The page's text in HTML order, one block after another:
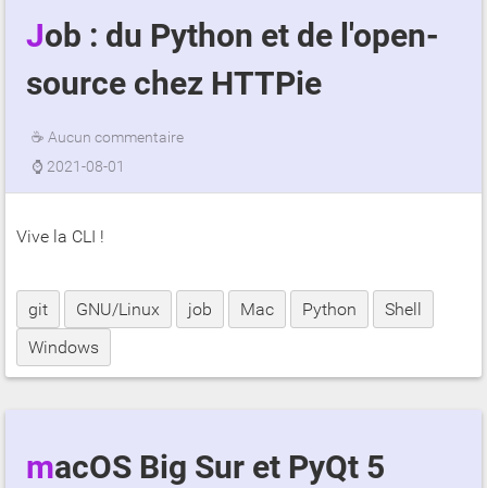
Job : du Python et de l'open-
source chez HTTPie
☕ Aucun commentaire
⌚ 2021-08-01
Vive la CLI !
git GNU/Linux job Mac Python
Shell
Windows
macOS Big Sur et PyQt 5